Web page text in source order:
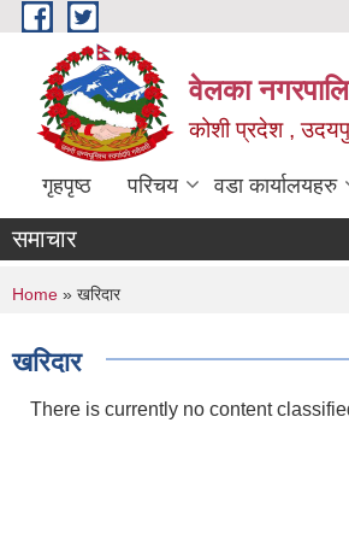
Skip to main content
वेलका
कोशी प्रदेश ,
गृहपृष्ठ परिचय वडा कार्यालयहरु
समाचार
You are here
Home » खरिदार
खरिदार
There is currently no content